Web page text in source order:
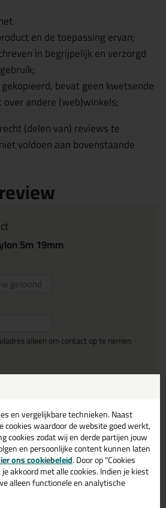
en de toepassing ervan;
in begrijpelijk en verzorgd
bevat geen kwetsende
andere (web)winkels;
(delen van) reviews te
voldoen aan bovenstaande
5m 19mm
alleen om contact op te nemen
en vergelijkbare technieken. Naast
waardoor de website goed werkt,
cookies zodat wij en derde partijen jouw
en persoonlijke content kunnen laten
ons cookiebeleid. Door op "Cookies
akkoord met alle cookies. Indien je kiest
alleen functionele en analytische